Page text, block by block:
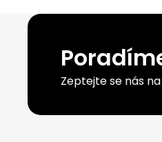
Zeptejte se nás